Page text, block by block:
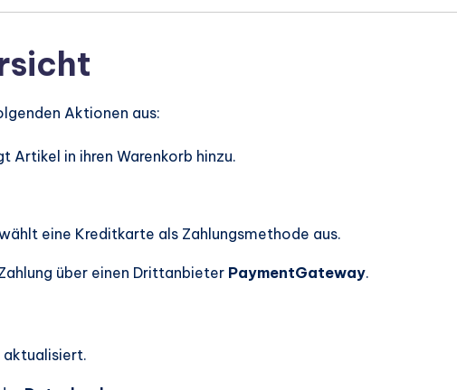
Aktionen aus:
Artikel in ihren Warenkorb hinzu.
eine Kreditkarte als Zahlungsmethode aus.
über einen Drittanbieter PaymentGateway.
aktualisiert.